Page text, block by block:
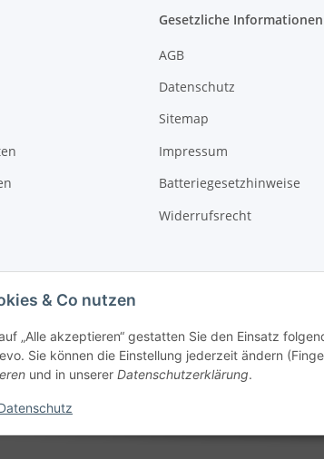
& Co nutzen
„Alle akzeptieren“ gestatten Sie den Einsatz
Sie können die Einstellung jederzeit ändern
und in unserer Datenschutzerklärung.
Gesetzliche Informationen
AGB
Datenschutz
Sitemap
Impressum
Batteriegesetzhinweise
Widerrufsrecht
USt., zzgl.